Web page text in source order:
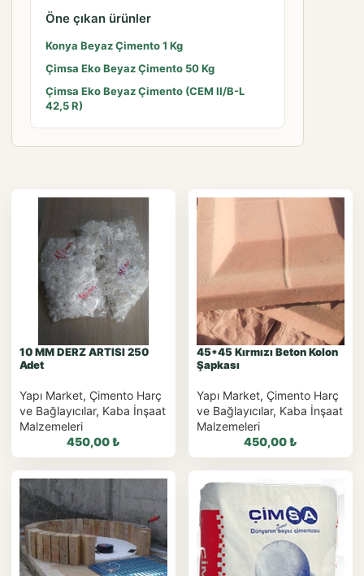
Öne çıkan ürünler
Konya Beyaz Çimento 1 Kg
Çimsa Eko Beyaz Çimento 50 Kg
Çimsa Eko Beyaz Çimento (CEM II/B-L
42,5 R)
10 MM DERZ ARTISI 250
Adet
Yapı Market, Çimento Harç
ve Bağlayıcılar, Kaba İnşaat
Malzemeleri
450,00₺
WhatsApp ile
Sipariş
45*45 Kırmızı Beton Kolon
Şapkası
Yapı Market, Çimento Harç
ve Bağlayıcılar, Kaba İnşaat
Malzemeleri
450,00₺
WhatsApp ile
Sipariş